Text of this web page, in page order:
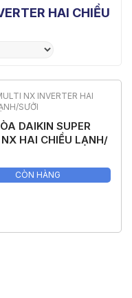
HAI CHIỀU
NX INVERTER HAI
SƯỞI
DAIKIN SUPER
HAI CHIỀU LẠNH/
CÒN HÀNG